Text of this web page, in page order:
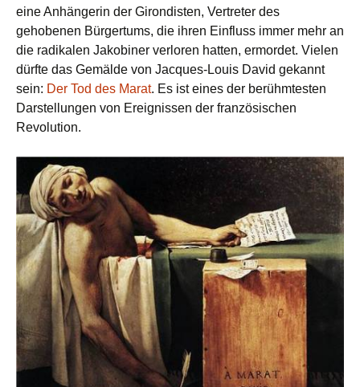
eine Anhängerin der Girondisten, Vertreter des
gehobenen Bürgertums, die ihren Einfluss immer mehr an
die radikalen Jakobiner verloren hatten, ermordet. Vielen
dürfte das Gemälde von Jacques-Louis David gekannt
sein: Der Tod des Marat. Es ist eines der berühmtesten
Darstellungen von Ereignissen der französischen
Revolution.